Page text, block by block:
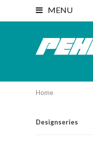
MENU
Home
Designseries